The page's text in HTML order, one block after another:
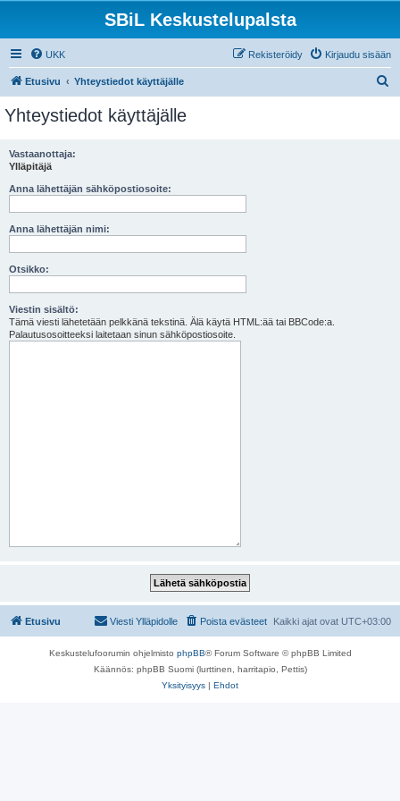
SBiL Keskustelupalsta
UKK Kirjaudu sisään
Rekisteröidy
Etusivu Yhteystiedot käyttäjälle
Yhteystiedot käyttäjälle
Vastaanottaja:
Ylläpitäjä
Anna lähettäjän sähköpostiosoite:
Anna lähettäjän nimi:
Otsikko:
Viestin sisältö:
Tämä viesti lähetetään pelkkänä tekstinä. Älä käytä HTML:ää tai BBCode:a.
Palautusosoitteeksi laitetaan sinun sähköpostiosoite.
Etusivu Kaikki ajat ovat UTC+03:00
Poista evästeet
Viesti Ylläpidolle
Keskustelufoorumin ohjelmisto phpBB® Forum Software © phpBB Limited
Käännös: phpBB Suomi (lurttinen, harritapio, Pettis)
Yksityisyys | Ehdot